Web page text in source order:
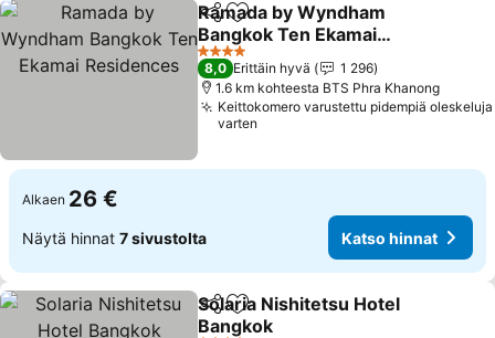
Jaa Lisää suosikkeihin
Ramada by Wyndham
Bangkok Ten Ekamai
Residences
4 Tähtiluokitus
8,0 Erittäin hyvä
1 296
1.6 km kohteesta BTS Phra Khanong
Keittokomero varustettu pidempiä oleskeluja
varten
Alkaen 26 €
Näytä hinnat 7 sivustolta Katso hinnat
Jaa Lisää suosikkeihin
Solaria Nishitetsu Hotel
Bangkok